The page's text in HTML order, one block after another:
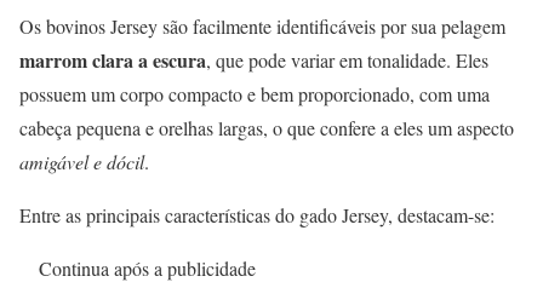
Os bovinos Jersey são facilmente identificáveis por sua pelagem
marrom clara a escura, que pode variar em tonalidade. Eles
possuem um corpo compacto e bem proporcionado, com uma
cabeça pequena e orelhas largas, o que confere a eles um aspecto
amigável e dócil.
Entre as principais características do gado Jersey, destacam-se:
Continua após a publicidade